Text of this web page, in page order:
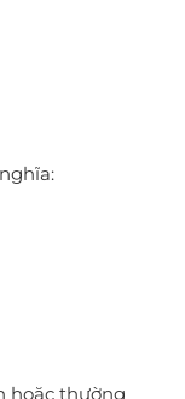
hoặc thường